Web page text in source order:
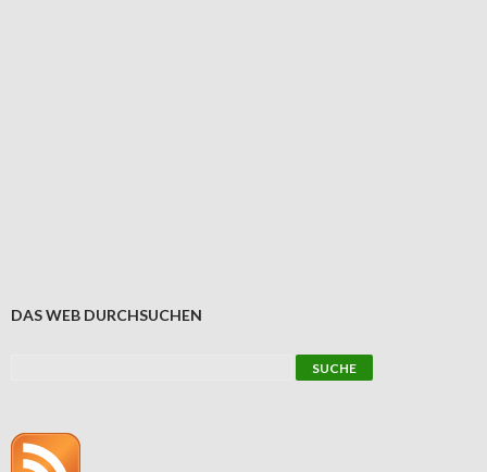
DAS WEB DURCHSUCHEN